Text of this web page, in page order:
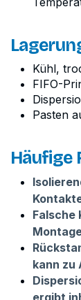
Kühl,
FIFO-
Pasten
Häufige
Falsche
kann zu
ergibt